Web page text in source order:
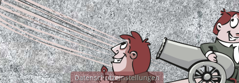
Datenschutzeinstellungen